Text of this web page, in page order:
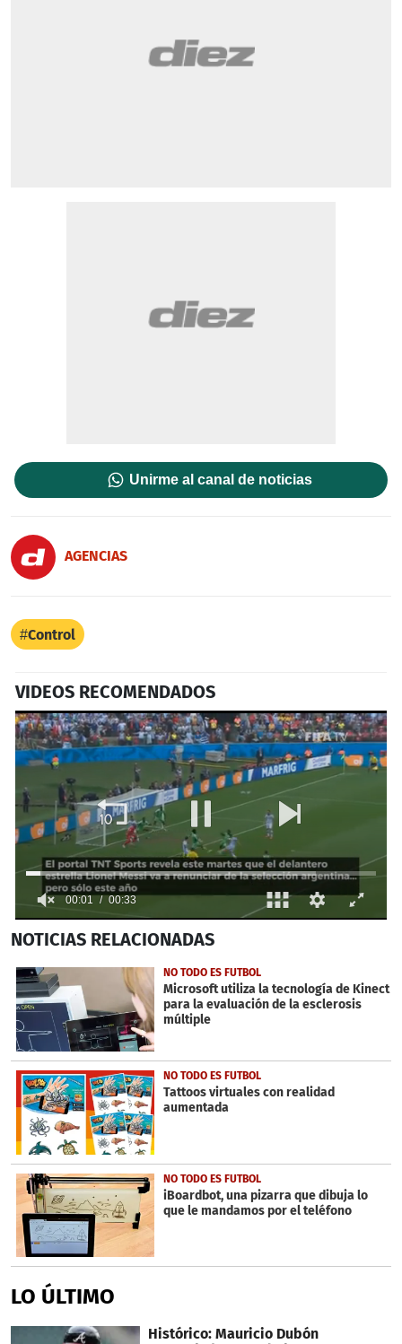
Unirme al canal de noticias
AGENCIAS
Control
VIDEOS RECOMENDADOS
seconds
33
seconds
NOTICIAS RELACIONADAS
NO TODO ES FUTBOL
Microsoft utiliza la tecnología de Kinect
para la evaluación de la esclerosis
múltiple
NO TODO ES FUTBOL
Tattoos virtuales con realidad
aumentada
NO TODO ES FUTBOL
iBoardbot, una pizarra que dibuja lo
que le mandamos por el teléfono
LO ÚLTIMO
Histórico: Mauricio Dubón